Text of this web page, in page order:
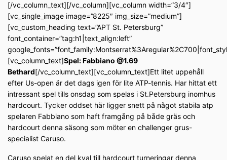
[/vc_column_text][/vc_column][vc_column width=”3/4″]
[vc_single_image image=”8225″ img_size=”medium”]
[vc_custom_heading text=”APT St. Petersburg”
font_container=”tag:h1|text_align:left”
[vc_column_text]Spel: Fabbiano @1.69
Bethard[/vc_column_text][vc_column_text]Ett litet uppehåll
efter Us-open är det dags igen för lite ATP-tennis. Har hittat ett
intressant spel tills onsdag som spelas i St.Petersburg inomhus
hardcourt. Tycker oddset här ligger snett på något stabila atp
spelaren Fabbiano som haft framgång på både gräs och
hardcourt denna säsong som möter en challenger grus-
specialist Caruso.
Caruso spelat en del kval till hardcourt turneringar denna